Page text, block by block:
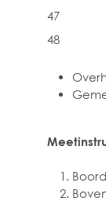
47
48